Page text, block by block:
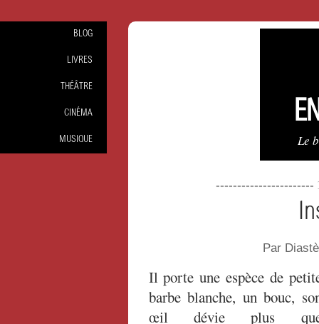
Le
-----------------------
Par
Il porte une espèce de
barbe blanche, un bouc,
œil dévie plus
BLOG
LIVRES
THÉÂTRE
CINÉMA
MUSIQUE